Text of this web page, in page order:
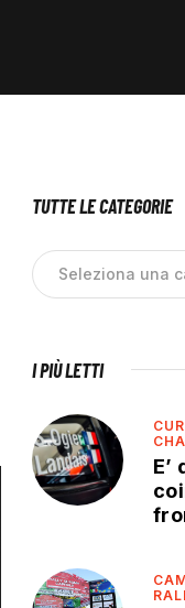
TUTTE LE CATEGORIE
I PIÙ LETTI
E’